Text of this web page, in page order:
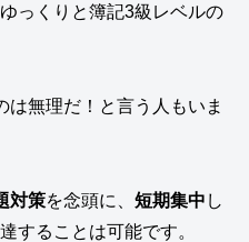
っくりと簿記3級レベルの
は無理だ！と言う人もいま
対策を念頭に、 短期集中 し
することは可能です。